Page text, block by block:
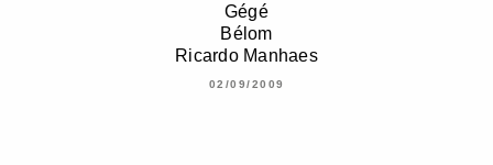
Gégé
Bélom
Ricardo Manhaes
02/09/2009